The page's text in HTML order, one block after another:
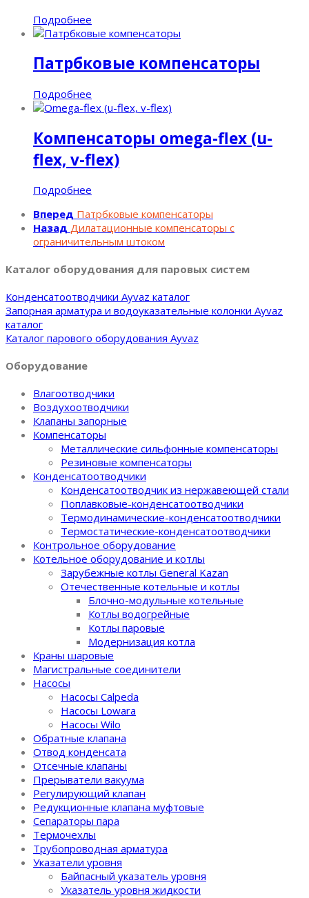
Подробнее
Патрбковые компенсаторы
Подробнее
Компенсаторы omega-flex (u-
flex, v-flex)
Подробнее
Вперед Патрбковые компенсаторы
Назад Дилатационные компенсаторы с
ограничительным штоком
Каталог оборудования для паровых систем
Конденсатоотводчики Ayvaz каталог
Запорная арматура и водоуказательные колонки Ayvaz
каталог
Каталог парового оборудования Ayvaz
Оборудование
Влагоотводчики
Воздухоотводчики
Клапаны запорные
Компенсаторы
Металлические сильфонные компенсаторы
Резиновые компенсаторы
Конденсатоотводчики
Конденсатоотводчик из нержавеющей стали
Поплавковые-конденсатоотводчики
Термодинамические-конденсатоотводчики
Термостатические-конденсатоотводчики
Контрольное оборудование
Котельное оборудование и котлы
Зарубежные котлы General Kazan
Отечественные котельные и котлы
Блочно-модульные котельные
Котлы водогрейные
Котлы паровые
Модернизация котла
Краны шаровые
Магистральные соединители
Насосы
Насосы Calpeda
Насосы Lowara
Насосы Wilo
Обратные клапана
Отвод конденсата
Отсечные клапаны
Прерыватели вакуума
Регулирующий клапан
Редукционные клапана муфтовые
Сепараторы пара
Термочехлы
Трубопроводная арматура
Указатели уровня
Байпасный указатель уровня
Указатель уровня жидкости